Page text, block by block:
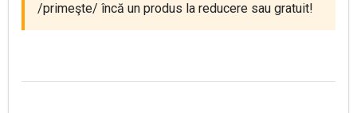
/primeşte/ încă un produs la reducere sau gratuit!